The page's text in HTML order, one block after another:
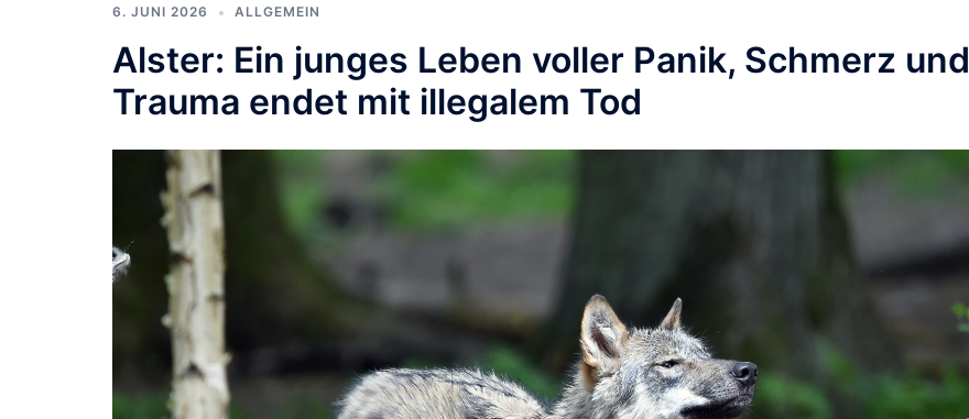
6. JUNI 2026 ALLGEMEIN
Alster: Ein junges Leben voller Panik, Schmerz und
Trauma endet mit illegalem Tod